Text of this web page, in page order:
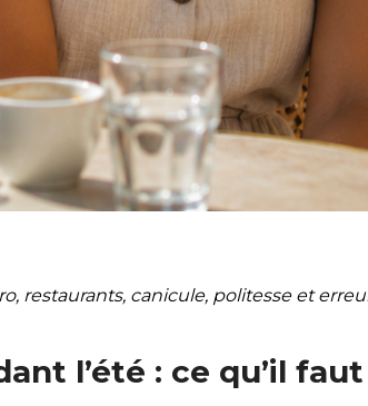
restaurants, canicule, politesse et
l’été : ce qu’il faut